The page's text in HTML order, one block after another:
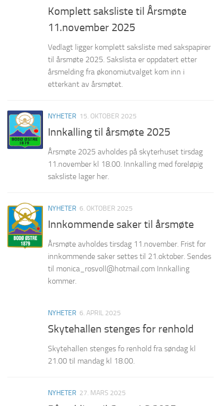
Komplett saksliste til Årsmøte
11.november 2025
Vedlagt ligger komplett saksliste med sakspapirer
til årsmøte 2025. Sakslista er oppdatert etter
årsmelding fra økonomiutvalget kom inn i
etterkant av årsmøtet.
NYHETER 15. OKTOBER 2025
Innkalling til årsmøte 2025
Årsmøte 2025 avholdes på skyterhuset tirsdag
11.november kl 18.00. Innkalling med foreløpig
saksliste lager her.
NYHETER 6. OKTOBER 2025
Innkommende saker til årsmøte
Årsmøte avholdes tirsdag 11.november. Frist for
innkommende saker settes til 21.oktober. Sendes
til monica_rosvoll@hotmail.com Innkalling
kommer.
NYHETER 6. APRIL 2025
Skytehallen stenges for renhold
Skytehallen stenges fo renhold fra søndag kl
21.00 til mandag kl 18.00.
NYHETER 27. MARS 2025